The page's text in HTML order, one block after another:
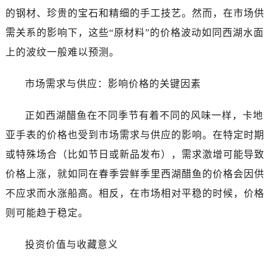
的钢材、珍贵的宝石和精细的手工技艺。然而，在市场供
需关系的影响下，这些“原材料”的价格波动如同西湖水面
上的波纹一般难以预测。
市场需求与供应：影响价格的关键因素
正如西湖醋鱼在不同季节有着不同的风味一样，卡地
亚手表的价格也受到市场需求与供应的影响。在特定时期
或特殊场合（比如节日或新品发布），需求激增可能导致
价格上涨，就如同在春季尝鲜季里西湖醋鱼的价格会因供
不应求而水涨船高。相反，在市场相对平稳的时候，价格
则可能趋于稳定。
投资价值与收藏意义